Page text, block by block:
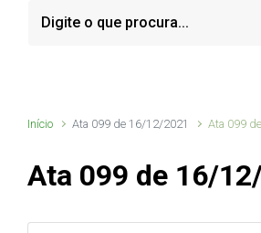
Início Ata 099 de 16/12/2021 Ata 099
Ata 099 de 16/